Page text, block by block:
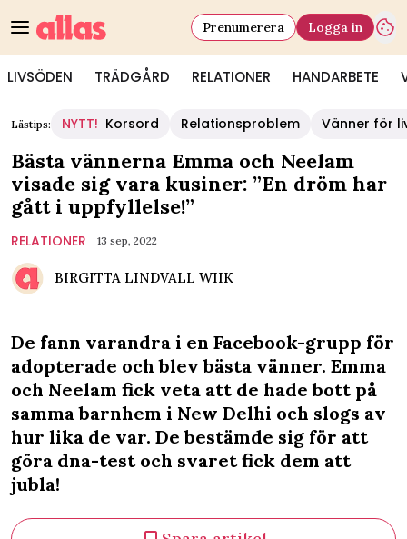
LIVSÖDEN TRÄDGÅRD RELATIONER HANDARBETE
Prenumerera Logga in
Lästips: NYTT! Korsord Relationsproblem Vänner för
Bästa vännerna Emma och Neelam
visade sig vara kusiner: ”En dröm har
gått i uppfyllelse!”
RELATIONER 13 sep, 2022
BIRGITTA LINDVALL WIIK
De fann varandra i en Facebook-grupp för
adopterade och blev bästa vänner. Emma
och Neelam fick veta att de hade bott på
samma barnhem i New Delhi och slogs av
hur lika de var. De bestämde sig för att
göra dna-test och svaret fick dem att
jubla!